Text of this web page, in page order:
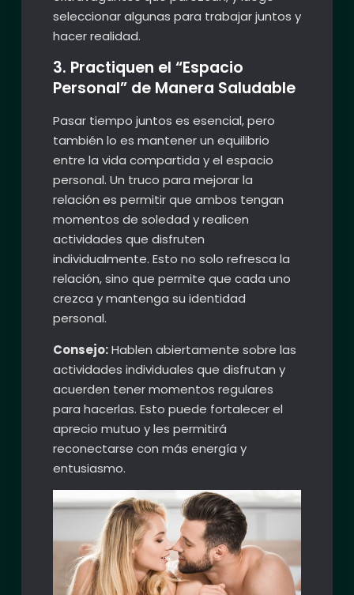
seleccionar algunas para trabajar juntos y
hacer realidad.
3. Practiquen el “Espacio
Personal” de Manera Saludable
Pasar tiempo juntos es esencial, pero
también lo es mantener un equilibrio
entre la vida compartida y el espacio
personal. Un truco para mejorar la
relación es permitir que ambos tengan
momentos de soledad y realicen
actividades que disfruten
individualmente. Esto no solo refresca la
relación, sino que permite que cada uno
crezca y mantenga su identidad
personal.
Consejo:Hablen abiertamente sobre las
actividades individuales que disfrutan y
acuerden tener momentos regulares
para hacerlas. Esto puede fortalecer el
aprecio mutuo y les permitirá
reconectarse con más energía y
entusiasmo.